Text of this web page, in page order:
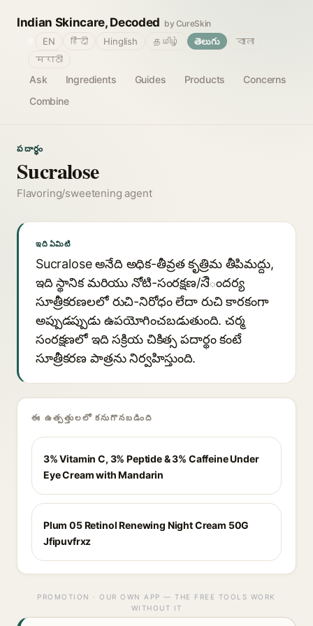
Indian Skincare, Decoded by CureSkin
Ask Ingredients Guides Products
Concerns
Combine
EN हिंदी Hinglish தமிழ் తెలుగు
বাংলা
मराठी
పదార్థం
Sucralose
Flavoring/sweetening agent
ఇది ఏమిటి
Sucralose అనేది అధిక-తీవ్రత కృత్రిమ తీపిమద్దు,
ఇది స్థానిక మరియు నోటి-సంరక్షణ/సौందర్య
సూత్రీకరణలలో రుచి-నిరోధం లేదా రుచి కారకంగా
అప్పుడప్పుడు ఉపయోగించబడుతుంది. చర్మ
సంరక్షణలో ఇది సక్రియ చికిత్స పదార్థం కంటే
సూత్రీకరణ పాత్రను నిర్వహిస్తుంది.
ఈ ఉత్పత్తులలో కనుగొనబడింది
3% Vitamin C, 3% Peptide & 3% Caffeine Under
Eye Cream with Mandarin
Plum 05 Retinol Renewing Night Cream 50G
Jfipuvfrxz
PROMOTION · OUR OWN APP — THE FREE TOOLS WORK
WITHOUT IT